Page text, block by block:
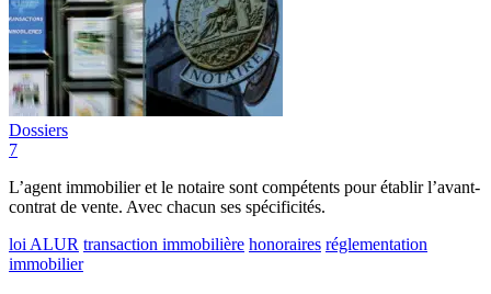
Dossiers
7
L’agent immobilier et le notaire sont compétents pour établir l’avant-
contrat de vente. Avec chacun ses spécificités.
loi ALUR transaction immobilière honoraires réglementation
immobilier